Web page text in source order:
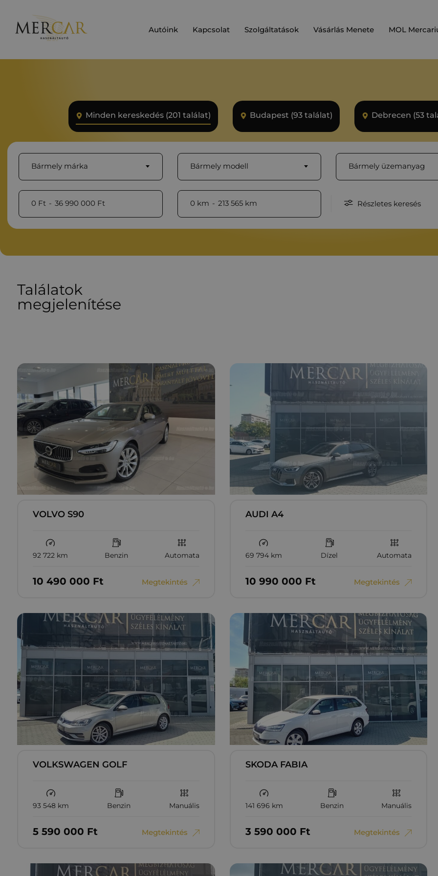
Autóink Kapcsolat Szolgáltatások Vásárlás Menete MOL
Minden kereskedés (201 találat) Budapest (93 találat) Debrecen (53
Bármely márka Bármely modell Bármely üzemanyag
0 Ft - 36 990 000 Ft 0 km - 213 565 km Részletes keresés
Találatok
megjelenítése
VOLVO S90
92 722 km Benzin Automata
10‏‏‎ ‎490‏‏‎ ‎000 Ft Megtekintés
AUDI A4
69 794 km Dízel Automata
10‏‏‎ ‎990‏‏‎ ‎000 Ft Megtekintés
VOLKSWAGEN GOLF
93 548 km Benzin Manuális
5‏‏‎ ‎590‏‏‎ ‎000 Ft Megtekintés
SKODA FABIA
141 696 km Benzin Manuális
3‏‏‎ ‎590‏‏‎ ‎000 Ft Megtekintés